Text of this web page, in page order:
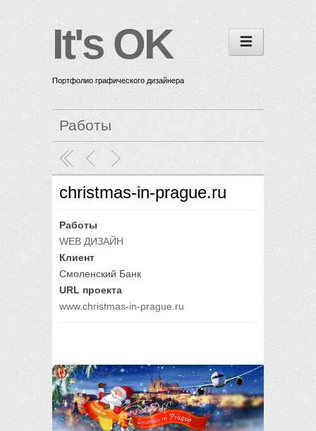
It's OK
Портфолио графического дизайнера
Работы
christmas-in-prague.ru
Работы
WEB ДИЗАЙН
Клиент
Смоленский Банк
URL проекта
www.christmas-in-prague.ru